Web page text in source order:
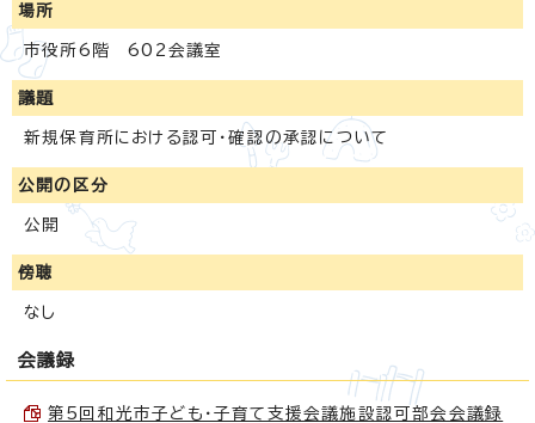
場所
市役所6階 602会議室
議題
新規保育所における認可・確認の承認について
公開の区分
公開
傍聴
なし
会議録
第5回和光市子ども・子育て支援会議施設認可部会会議録